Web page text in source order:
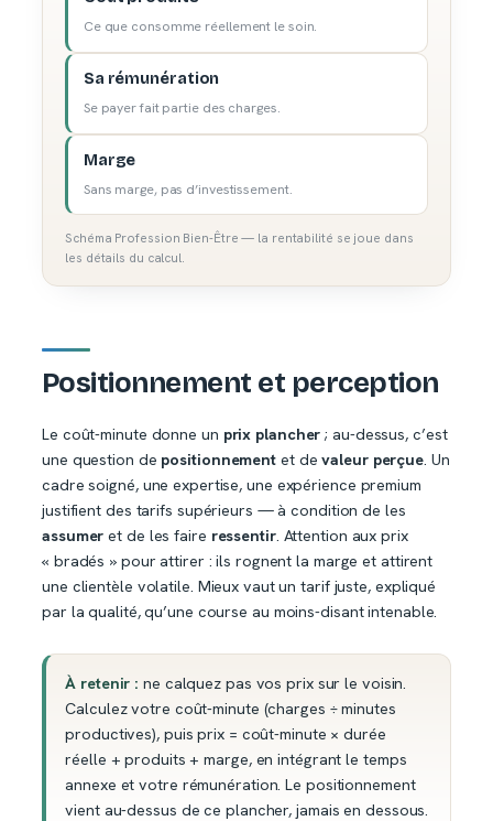
Ce que consomme réellement le soin.
Sa rémunération
Se payer fait partie des charges.
Marge
Sans marge, pas d’investissement.
Schéma Profession Bien-Être — la rentabilité se joue dans
les détails du calcul.
Positionnement et perception
Le coût-minute donne un prix plancher ; au-dessus, c’est
une question de positionnement et devaleur perçue. Un
cadre soigné, une expertise, une expérience premium
justifient des tarifs supérieurs — à condition de les
assumer et de les faire ressentir. Attention aux prix
« bradés » pour attirer : ils rognent la marge et attirent
une clientèle volatile. Mieux vaut un tarif juste, expliqué
par la qualité, qu’une course au moins-disant intenable.
À retenir : ne calquez pas vos prix sur le voisin.
Calculez votre coût-minute (charges ÷ minutes
productives), puis prix = coût-minute × durée
réelle + produits + marge, en intégrant le temps
annexe et votre rémunération. Le positionnement
vient au-dessus de ce plancher, jamais en dessous.